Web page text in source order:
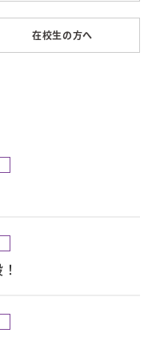
在校生の方へ